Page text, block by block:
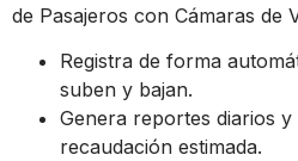
de Pasajeros con Cámaras de
Registra de forma
suben y bajan.
Genera reportes diarios
recaudación estimada.